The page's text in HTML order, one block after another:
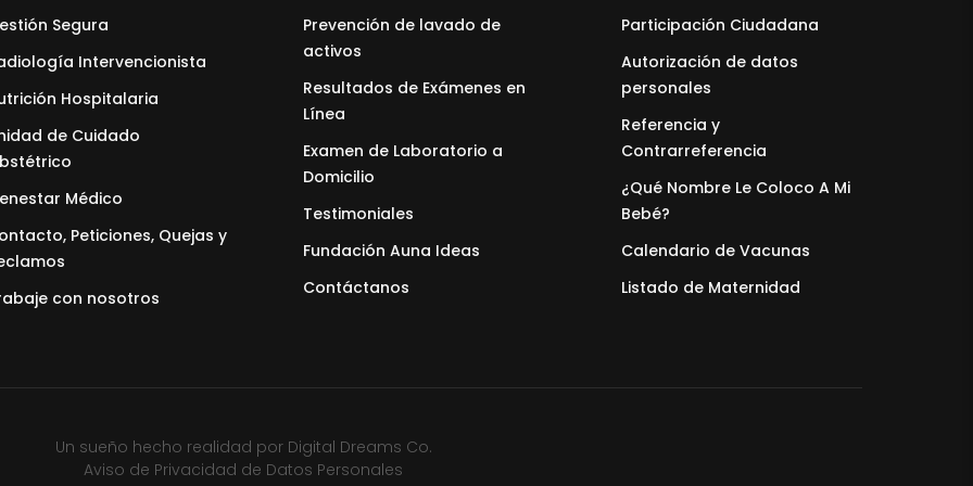
Segura
Intervencionista
Hospitalaria
de Cuidado
Médico
Peticiones, Quejas y
con nosotros
Prevención de lavado de
activos
Resultados de Exámenes en
Línea
Examen de Laboratorio a
Domicilio
Testimoniales
Fundación Auna Ideas
Contáctanos
Participación Ciudadana
Autorización de datos
personales
Referencia y
Contrarreferencia
¿Qué Nombre Le Coloco A Mi
Bebé?
Calendario de Vacunas
Listado de Maternidad
Un sueño hecho realidad por Digital Dreams Co.
Aviso de Privacidad de Datos Personales